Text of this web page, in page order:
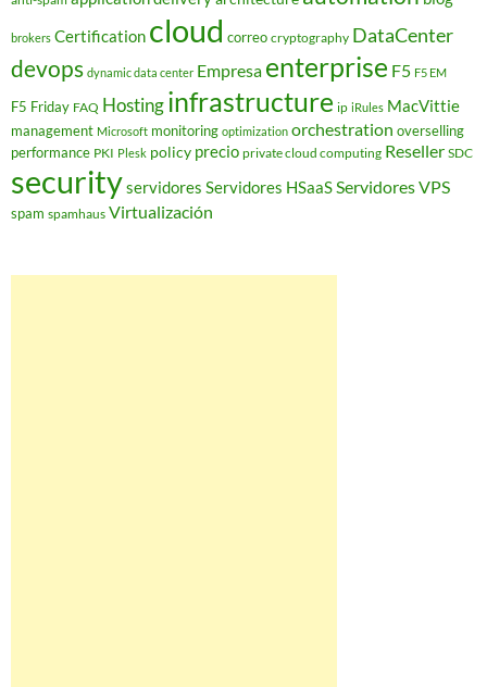
brokers Certification cloud correo cryptography DataCenter
devops dynamic data center Empresa enterprise F5 F5 EM
F5 Friday FAQ Hostinginfrastructure ip iRules MacVittie
management Microsoft monitoring optimization orchestration overselling
performance PKI Plesk policy precio private cloud computing Reseller SDC
securityservidores Servidores HSaaSServidores VPS
spam spamhaus Virtualización